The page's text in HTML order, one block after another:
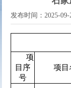
发布时间：2025-
项
目序
号
项目